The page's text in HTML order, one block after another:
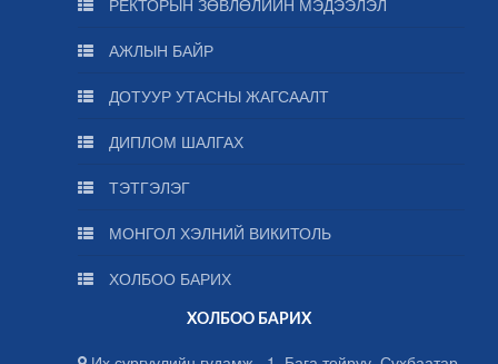
АЖЛЫН БАЙР
ДОТУУР УТАСНЫ ЖАГСААЛТ
ДИПЛОМ ШАЛГАХ
ТЭТГЭЛЭГ
МОНГОЛ ХЭЛНИЙ ВИКИТОЛЬ
ХОЛБОО БАРИХ
ХОЛБОО БАРИХ